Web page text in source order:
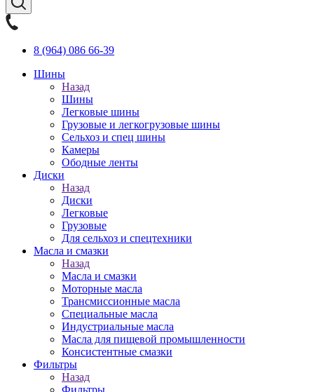
8 (964) 086 66-39
Шины
Назад
Шины
Легковые шины
Грузовые и легкогрузовые шины
Сельхоз и спец шины
Камеры
Ободные ленты
Диски
Назад
Диски
Легковые
Грузовые
Для сельхоз и спецтехники
Масла и смазки
Назад
Масла и смазки
Моторные масла
Трансмиссионные масла
Специальные масла
Индустриальные масла
Масла для пищевой промышленности
Консистентные смазки
Фильтры
Назад
Фильтры